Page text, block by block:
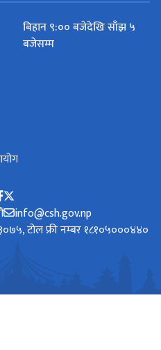
बिहान ९:०० बजेदेखि साँझ ५
बजेसम्म
info@csh.gov.np
टोल फ्री नम्बर १८१०५०००४४०